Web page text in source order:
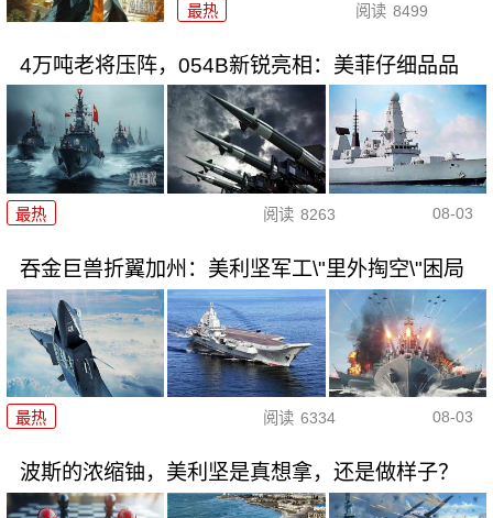
最热 阅读 8499
4万吨老将压阵，054B新锐亮相：美菲仔细品品
最热 阅读 8263 08-03
吞金巨兽折翼加州：美利坚军工\"里外掏空\"困局
最热 阅读 6334 08-03
波斯的浓缩铀，美利坚是真想拿，还是做样子？